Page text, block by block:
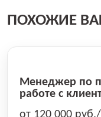
ПОХОЖИЕ
Менеджер по
работе с
от 120 000